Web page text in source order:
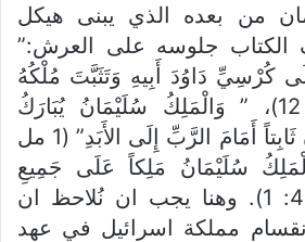
من بعده الذي يبنى هيكل
الكتاب جلوسه على العرش:”
كُرْسِيِّ دَاوُدَ أَبِيهِ وَتَثَبَّتَ مُلْكُهُ
جِدّاً.” (1 مل 2: 12)، ” وَالْمَلِكُ سُلَيْمَانُ يُبَارَكُ
وَكُرْسِيُّ دَاوُدَ يَكُونُ ثَابِتاً أَمَامَ الرَّبِّ إِلَى الأَبَدِ” (1 مل
الْمَلِكُ سُلَيْمَانُ مَلِكاً عَلَى جَمِيعِ
إِسْرَائِيلَ.” (1 مل 4: 1). وهنا يجب ان نُلاحظ ان
مملكة اسرائيل في عهد